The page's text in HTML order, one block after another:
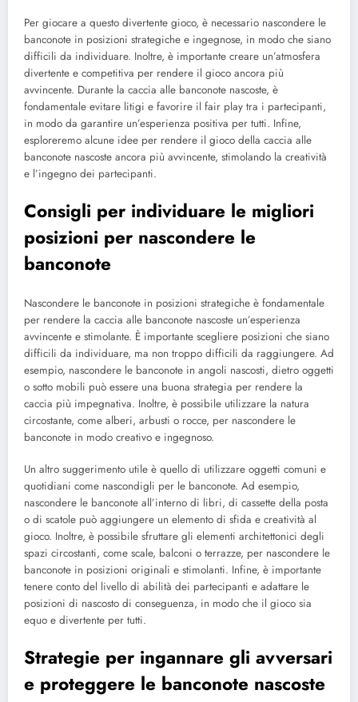
Per giocare a questo divertente gioco, è necessario nascondere le
banconote in posizioni strategiche e ingegnose, in modo che siano
difficili da individuare. Inoltre, è importante creare un’atmosfera
divertente e competitiva per rendere il gioco ancora più
avvincente. Durante la caccia alle banconote nascoste, è
fondamentale evitare litigi e favorire il fair play tra i partecipanti,
in modo da garantire un’esperienza positiva per tutti. Infine,
esploreremo alcune idee per rendere il gioco della caccia alle
banconote nascoste ancora più avvincente, stimolando la creatività
e l’ingegno dei partecipanti.
Consigli per individuare le migliori
posizioni per nascondere le
banconote
Nascondere le banconote in posizioni strategiche è fondamentale
per rendere la caccia alle banconote nascoste un’esperienza
avvincente e stimolante. È importante scegliere posizioni che siano
difficili da individuare, ma non troppo difficili da raggiungere. Ad
esempio, nascondere le banconote in angoli nascosti, dietro oggetti
o sotto mobili può essere una buona strategia per rendere la
caccia più impegnativa. Inoltre, è possibile utilizzare la natura
circostante, come alberi, arbusti o rocce, per nascondere le
banconote in modo creativo e ingegnoso.
Un altro suggerimento utile è quello di utilizzare oggetti comuni e
quotidiani come nascondigli per le banconote. Ad esempio,
nascondere le banconote all’interno di libri, di cassette della posta
o di scatole può aggiungere un elemento di sfida e creatività al
gioco. Inoltre, è possibile sfruttare gli elementi architettonici degli
spazi circostanti, come scale, balconi o terrazze, per nascondere le
banconote in posizioni originali e stimolanti. Infine, è importante
tenere conto del livello di abilità dei partecipanti e adattare le
posizioni di nascosto di conseguenza, in modo che il gioco sia
equo e divertente per tutti.
Strategie per ingannare gli avversari
e proteggere le banconote nascoste